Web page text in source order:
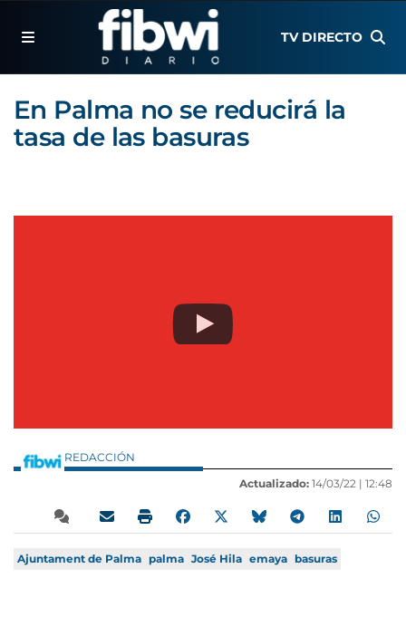
TV DIRECTO
En Palma no se reducirá la
tasa de las basuras
REDACCIÓN
Actualizado: 14/03/22 | 12:48
Ajuntament de Palma palma José Hila emaya basuras